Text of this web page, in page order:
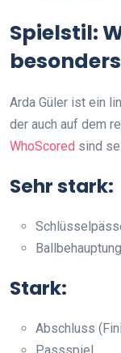
Spielstil:
Arda Güler ist ein
der auch auf dem
WhoScored sind
Sehr stark:
Stark:
Abschluss
Passspiel